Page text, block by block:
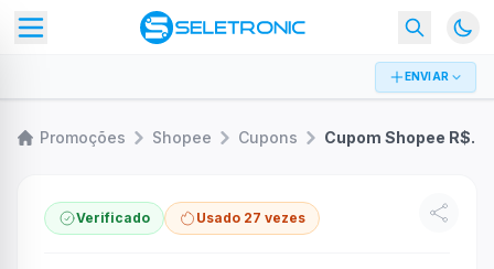
ENVIAR
Promoções Shopee Cupons Cupom Shopee R$20 OFF – SUP3RDESC0NT0SHO22
Verificado Usado 27 vezes